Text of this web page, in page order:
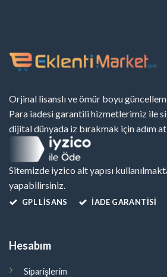
Orjinal lisanslı ve ömür boyu
Para iadesi garantili hizmetlerimiz ile
dijital dünyada iz bırakmak için adım
Sitemizde iyzico alt yapısı
yapabilirsiniz.
GPL LISANS İADE GARANTİSİ
Hesabım
Siparişlerim